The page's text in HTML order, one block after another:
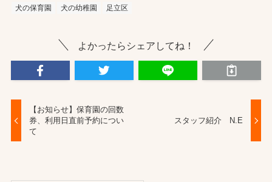
犬の保育園
犬の幼稚園 足立区
よかったらシェアしてね！
【お知らせ】保育園の回数
券、利用日直前予約につい
て
スタッフ紹介 N.E